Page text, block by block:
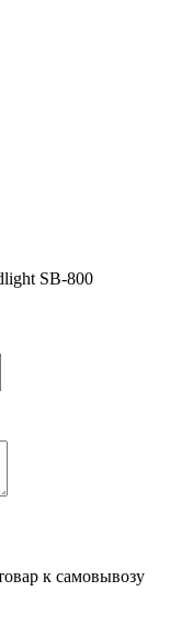
SB-800
к самовывозу